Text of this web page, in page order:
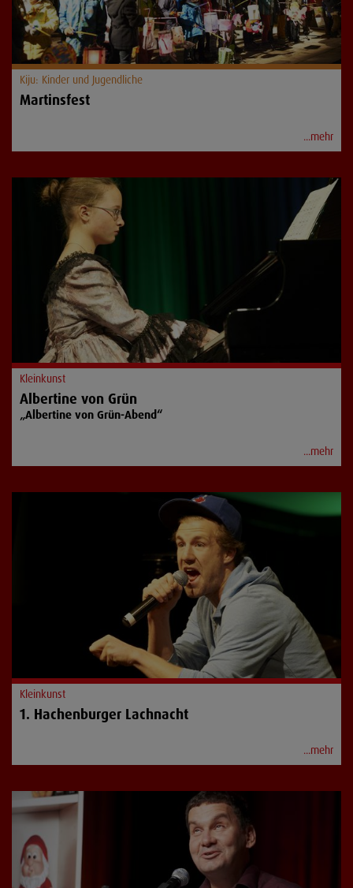
Kiju: Kinder und Jugendliche
Martinsfest
...mehr
Kleinkunst
Albertine von Grün
„Albertine von Grün-Abend“
...mehr
Kleinkunst
1. Hachenburger Lachnacht
...mehr